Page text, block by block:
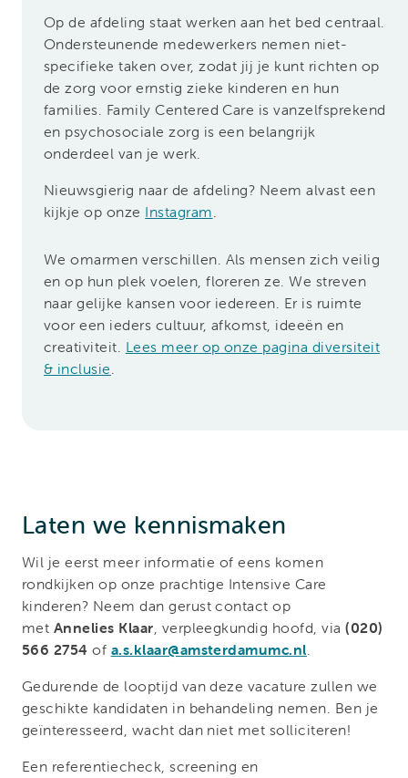
Op de afdeling staat werken aan het bed centraal.
Ondersteunende medewerkers nemen niet-
specifieke taken over, zodat jij je kunt richten op
de zorg voor ernstig zieke kinderen en hun
families. Family Centered Care is vanzelfsprekend
en psychosociale zorg is een belangrijk
onderdeel van je werk.
Nieuwsgierig naar de afdeling? Neem alvast een
kijkje op onze Instagram.
We omarmen verschillen. Als mensen zich veilig
en op hun plek voelen, floreren ze. We streven
naar gelijke kansen voor iedereen. Er is ruimte
voor een ieders cultuur, afkomst, ideeën en
creativiteit. Lees meer op onze pagina diversiteit
& inclusie.
Laten we kennismaken
Wil je eerst meer informatie of eens komen
rondkijken op onze prachtige Intensive Care
kinderen? Neem dan gerust contact op
met Annelies Klaar, verpleegkundig hoofd, via(020)
566 2754 of a.s.klaar@amsterdamumc.nl.
Gedurende de looptijd van deze vacature zullen we
geschikte kandidaten in behandeling nemen. Ben je
geïnteresseerd, wacht dan niet met solliciteren!
Een referentiecheck, screening en